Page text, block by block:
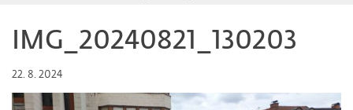
IMG_20240821_130203
22. 8. 2024